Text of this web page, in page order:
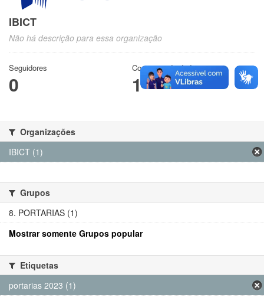
IBICT
Não há descrição para essa organização
Seguidores
0
Conjuntos de dados
1
Organizações
IBICT (1)
Grupos
8. PORTARIAS (1)
Mostrar somente Grupos popular
Etiquetas
portarias 2023 (1)